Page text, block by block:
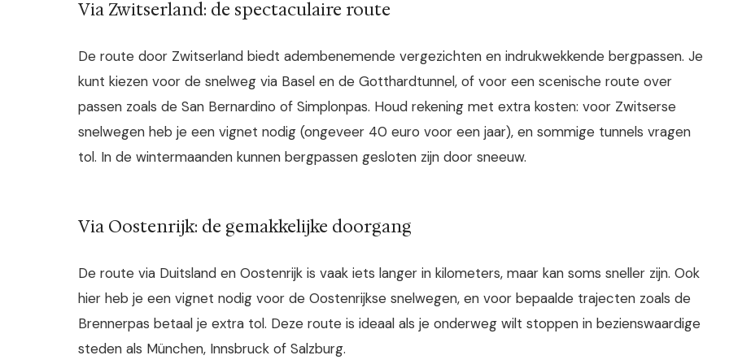
Via Zwitserland: de spectaculaire route
De route door Zwitserland biedt adembenemende vergezichten en indrukwekkende bergpassen. Je
kunt kiezen voor de snelweg via Basel en de Gotthardtunnel, of voor een scenische route over
passen zoals de San Bernardino of Simplonpas. Houd rekening met extra kosten: voor Zwitserse
snelwegen heb je een vignet nodig (ongeveer 40 euro voor een jaar), en sommige tunnels vragen
tol. In de wintermaanden kunnen bergpassen gesloten zijn door sneeuw.
Via Oostenrijk: de gemakkelijke doorgang
De route via Duitsland en Oostenrijk is vaak iets langer in kilometers, maar kan soms sneller zijn. Ook
hier heb je een vignet nodig voor de Oostenrijkse snelwegen, en voor bepaalde trajecten zoals de
Brennerpas betaal je extra tol. Deze route is ideaal als je onderweg wilt stoppen in bezienswaardige
steden als München, Innsbruck of Salzburg.